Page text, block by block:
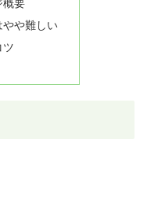
概要
やや難しい
ツ